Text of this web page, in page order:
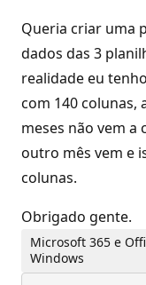
Queria criar uma
dados das 3
realidade eu
com 140 colunas,
meses não vem a
outro mês vem e
colunas.
Obrigado gente.
Microsoft 365 e
Windows